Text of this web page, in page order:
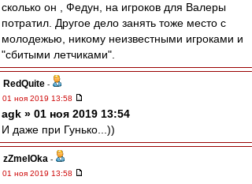
сколько он , Федун, на игроков для Валеры
потратил. Другое дело занять тоже место с
молодежью, никому неизвестными игроками и
"сбитыми летчиками".
RedQuite -
01 ноя 2019 13:58
agk » 01 ноя 2019 13:54
И даже при Гунько...))
zZmeIOka -
01 ноя 2019 13:58